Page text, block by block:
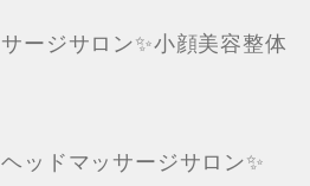
ージサロン✨小顔美容整体
ッドマッサージサロン✨